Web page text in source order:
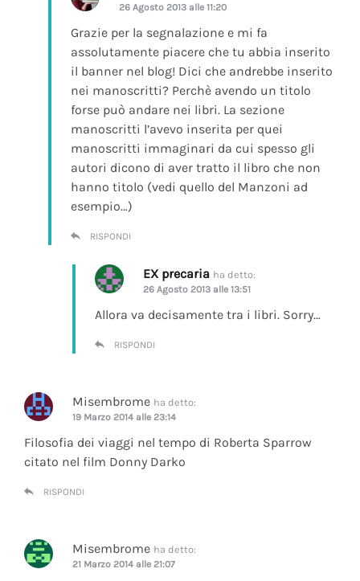
26 Agosto 2013 alle 11:20
Grazie per la segnalazione e mi fa
assolutamente piacere che tu abbia inserito
il banner nel blog! Dici che andrebbe inserito
nei manoscritti? Perchè avendo un titolo
forse può andare nei libri. La sezione
manoscritti l’avevo inserita per quei
manoscritti immaginari da cui spesso gli
autori dicono di aver tratto il libro che non
hanno titolo (vedi quello del Manzoni ad
esempio…)
RISPONDI
EX precaria ha detto:
26 Agosto 2013 alle 13:51
Allora va decisamente tra i libri. Sorry…
RISPONDI
Misembrome ha detto:
19 Marzo 2014 alle 23:14
Filosofia dei viaggi nel tempo di Roberta Sparrow
citato nel film Donny Darko
RISPONDI
Misembrome ha detto:
21 Marzo 2014 alle 21:07